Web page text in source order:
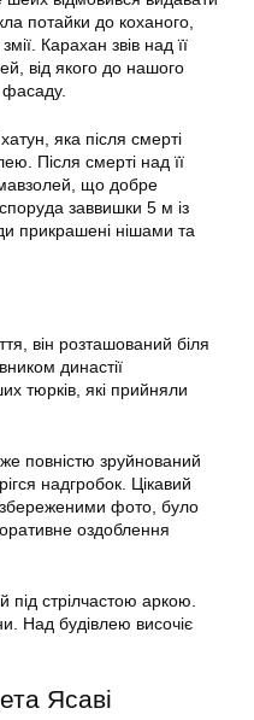
потайки до коханого,
Карахан звів над її
від якого до нашого
фасаду.
яка після смерті
Після смерті над її
що добре
заввишки 5 м із
прикрашені нішами та
він розташований біля
династії
тюрків, які прийняли
повністю зруйнований
надгробок. Цікавий
фото, було
оздоблення
під стрілчастою аркою.
Над будівлею височіє
Ясаві